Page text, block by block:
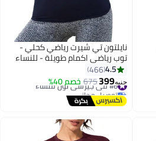
نايلتون تي شيرت رياضي كحلي -
توب رياضي اكمام طويلة - للنساء
4.5
466
جنيه399
675 خصم 40% #6 في جيرسي نون للنساء
توصيل مجاني
#6 في جيرسي نون للنساء